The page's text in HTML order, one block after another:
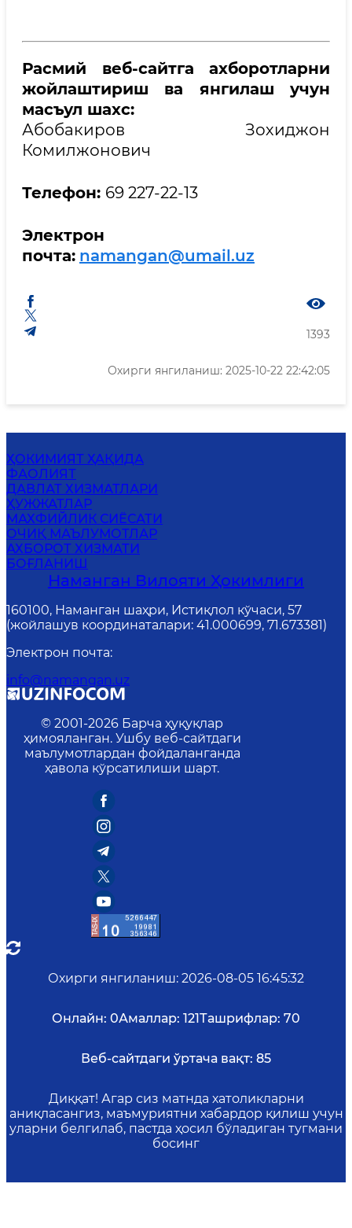
Расмий веб-сайтга ахборотларни
жойлаштириш ва янгилаш учун
масъул шахс:
Абобакиров Зохиджон
Комилжонович
Телефон: 69 227-22-13
Электрон
почта: namangan@umail.uz
1393
Охирги янгиланиш: 2025-10-22 22:42:05
ҲОКИМИЯТ ҲАҚИДА
ФАОЛИЯТ
ДАВЛАТ ХИЗМАТЛАРИ
ҲУЖЖАТЛАР
MАХФИЙЛИК СИЁСАТИ
ОЧИҚ МАЪЛУМОТЛАР
АХБОРОТ ХИЗМАТИ
БОҒЛАНИШ
Наманган Вилояти Ҳокимлиги
160100, Наманган шаҳри, Истиқлол кўчаси, 57
(жойлашув координаталари: 41.000699, 71.673381)
Электрон почта:
info@namangan.uz
© 2001-2026 Барча ҳуқуқлар
ҳимояланган. Ушбу веб-сайтдаги
маълумотлардан фойдаланганда
ҳавола кўрсатилиши шарт.
Охирги янгиланиш: 2026-08-05 16:45:32
Онлайн: 0Амаллар: 121Ташрифлар: 70
Веб-сайтдаги ўртача вақт: 85
Диққат! Агар сиз матнда хатоликларни
аниқласангиз, маъмуриятни хабардор қилиш учун
уларни белгилаб, пастда ҳосил бўладиган тугмани
босинг